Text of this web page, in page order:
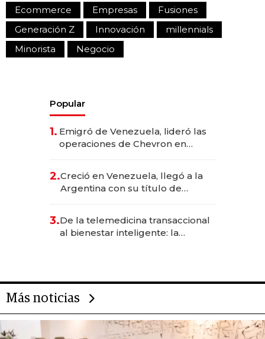
Ecommerce Empresas
Fusiones
Generación Z
Innovación
millennials
Minorista
Negocio
Popular
1. Emigró de Venezuela, lideró las
operaciones de Chevron en
2.Creció en Venezuela, llegó a la
Argentina con su título de
las marcas "fast premium"
3.De la telemedicina transaccional
al bienestar inteligente: la
Más noticias